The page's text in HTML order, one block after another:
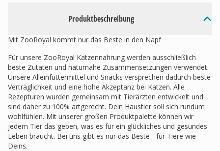
Produktbeschreibung
Mit ZooRoyal kommt nur das Beste in den Napf
Für unsere ZooRoyal Katzennahrung werden ausschließlich
beste Zutaten und naturnahe Zusammensetzungen verwendet.
Unsere Alleinfuttermittel und Snacks versprechen dadurch beste
Verträglichkeit und eine hohe Akzeptanz bei Katzen. Alle
Rezepturen wurden gemeinsam mit Tierärzten entwickelt und
sind daher zu 100% artgerecht. Dein Haustier soll sich rundum
wohlfühlen. Mit unserer großen Produktpalette können wir
jedem Tier das geben, was es für ein glückliches und gesundes
Leben braucht. Bei uns gibt es nur das Beste - für Tiere wie
Deins.